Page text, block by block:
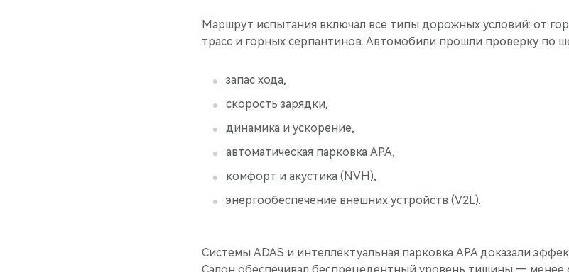
Маршрут испытания включал все типы дорожных условий: от
трасс и горных серпантинов. Автомобили прошли проверку по
запас хода,
скорость зарядки,
динамика и ускорение,
автоматическая парковка APA,
комфорт и акустика (NVH),
энергообеспечение внешних устройств (V2L).
Системы ADAS и интеллектуальная парковка APA доказали